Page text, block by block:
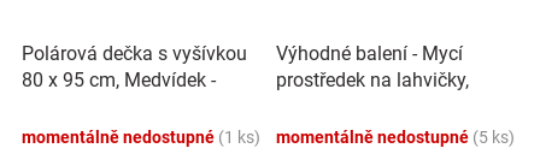
Polárová dečka s vyšívkou
80 x 95 cm, Medvídek -
momentálně nedostupné (1 ks)
Výhodné balení - Mycí
prostředek na lahvičky,
momentálně nedostupné (5 ks)